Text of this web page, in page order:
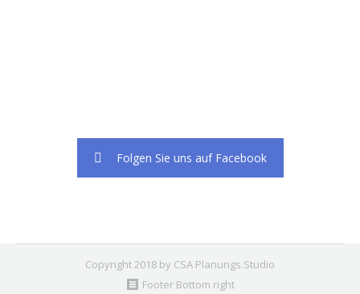
Folgen Sie uns auf Facebook
Copyright 2018 by CSA Planungs.Studio
Footer Bottom right